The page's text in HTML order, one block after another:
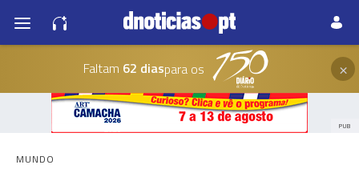
Faltam 62 diaspara os ×
PUB
MUNDO